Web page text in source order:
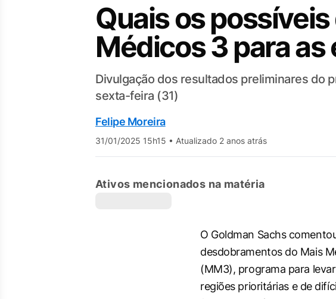
Quais os
Médicos 3 para
Divulgação dos resultados preliminares do
sexta-feira (31)
Felipe Moreira
31/01/2025 15h15 • Atualizado 2 anos atrás
Ativos mencionados na matéria
O Goldman Sachs
desdobramentos do Mais
(MM3), programa para
regiões prioritárias e de